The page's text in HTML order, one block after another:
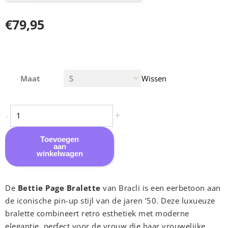
€79,95
Maat Wissen
-
Page
Bralette
+
Toevoegen
aan
winkelwagen
De Bettie Page Bralette van Bracli is een eerbetoon aan
de iconische pin-up stijl van de jaren ’50. Deze luxueuze
bralette combineert retro esthetiek met moderne